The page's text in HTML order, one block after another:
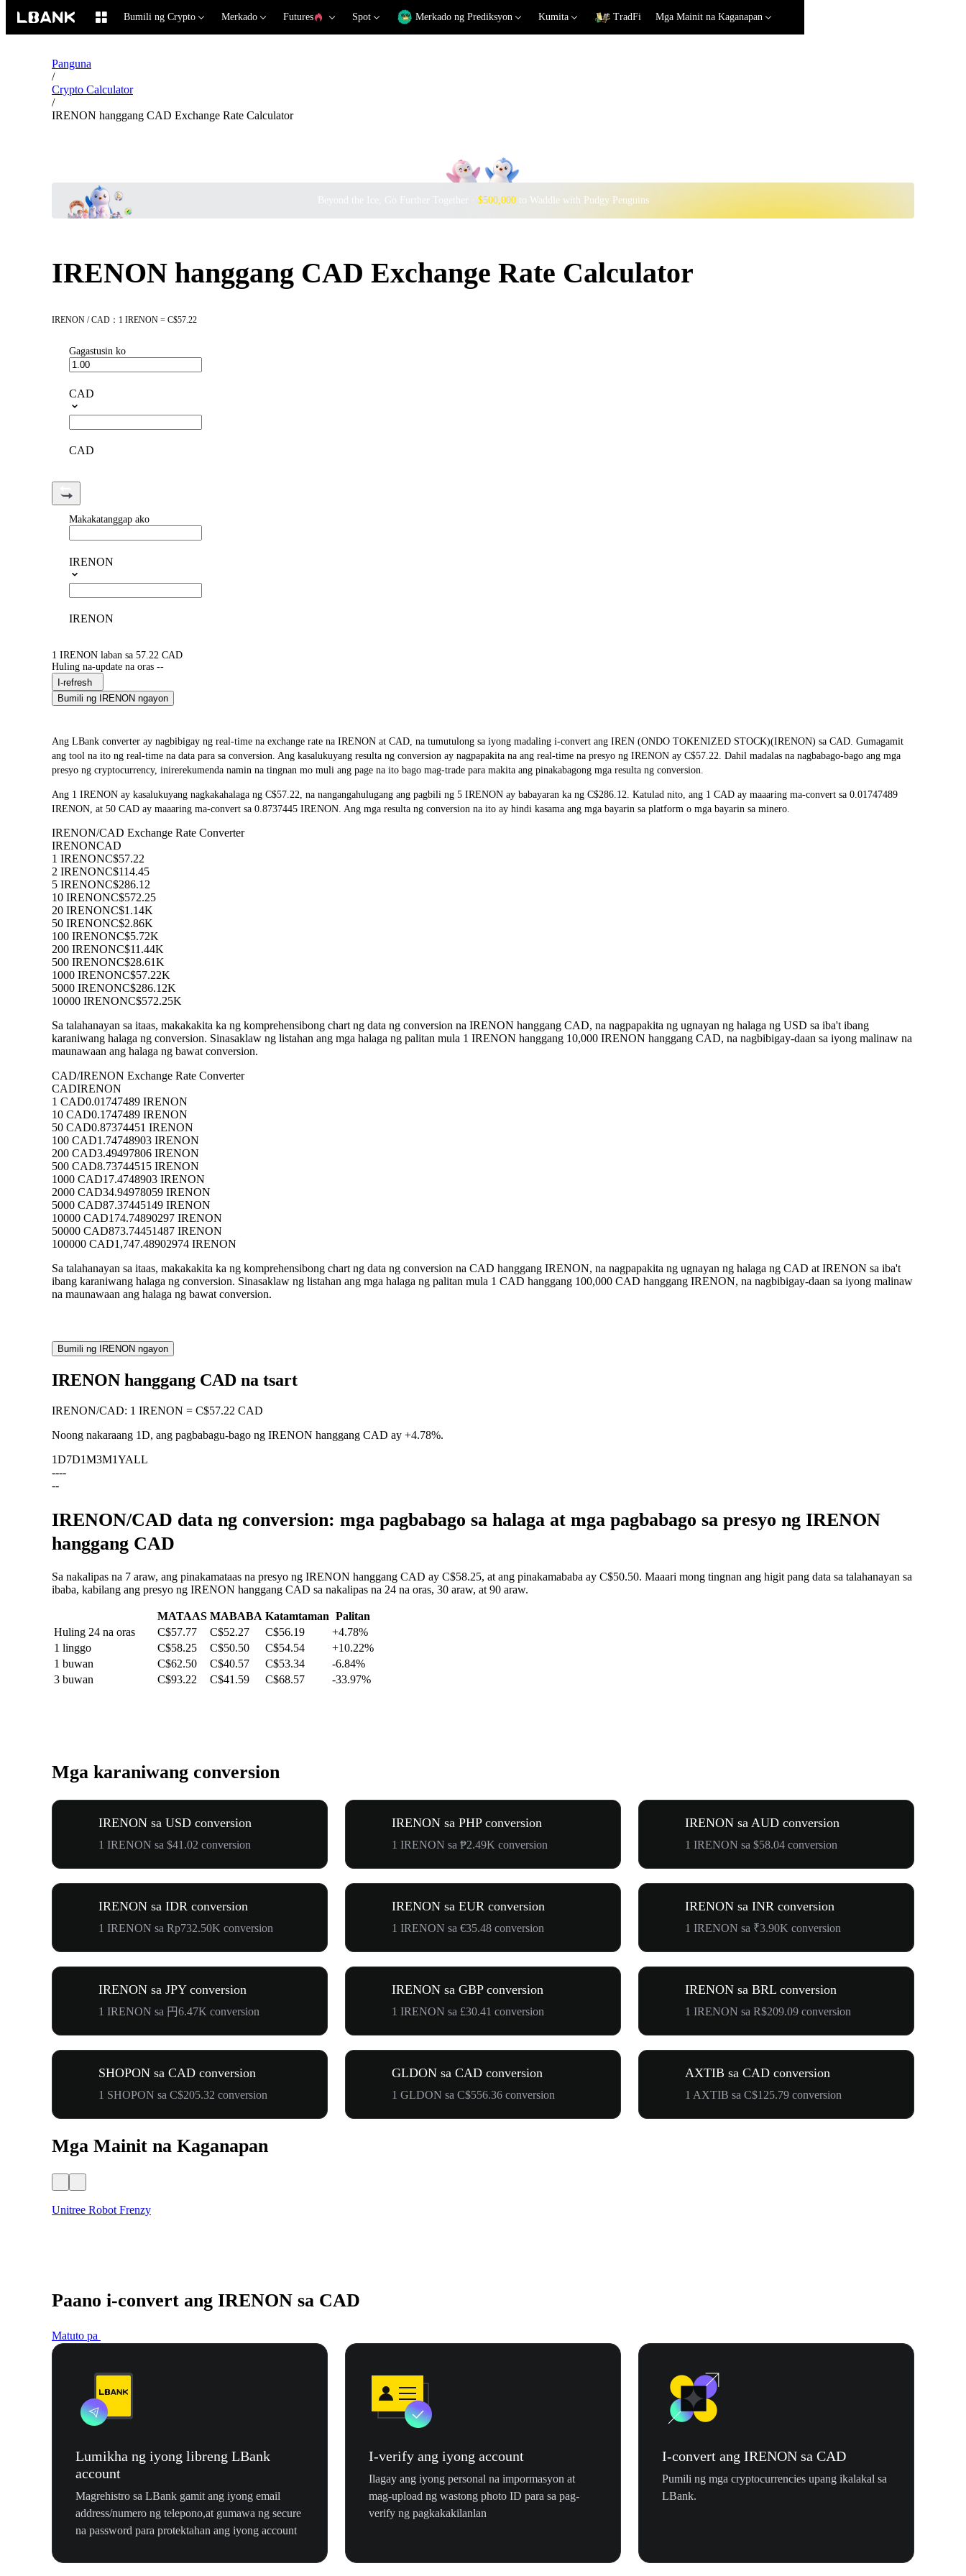
Bumili ng Crypto Merkado Futures Spot Merkado ng Prediksyon Kumita TradFi Mga Mainit na Kaganapan
Panguna
/
Crypto Calculator
/
IRENON hanggang CAD Exchange Rate Calculator
Beyond the Ice, Go Further Together · $500,000to Waddle with Pudgy Penguins
IRENON hanggang CAD Exchange Rate Calculator
IRENON / CAD：1 IRENON = C$57.22
Gagastusin ko
CAD
CAD
Makakatanggap ako
IRENON
IRENON
1 IRENON laban sa 57.22 CAD
Huling na-update na oras --
I-refresh
Bumili ng IRENON ngayon
Ang LBank converter ay nagbibigay ng real-time na exchange rate na IRENON at CAD, na tumutulong sa iyong madaling i-convert ang IREN (ONDO TOKENIZED STOCK)(IRENON) sa CAD. Gumagamit
ang tool na ito ng real-time na data para sa conversion. Ang kasalukuyang resulta ng conversion ay nagpapakita na ang real-time na presyo ng IRENON ay C$57.22. Dahil madalas na nagbabago-bago ang mga
presyo ng cryptocurrency, inirerekumenda namin na tingnan mo muli ang page na ito bago mag-trade para makita ang pinakabagong mga resulta ng conversion.
Ang 1 IRENON ay kasalukuyang nagkakahalaga ng C$57.22, na nangangahulugang ang pagbili ng 5 IRENON ay babayaran ka ng C$286.12. Katulad nito, ang 1 CAD ay maaaring ma-convert sa 0.01747489
IRENON, at 50 CAD ay maaaring ma-convert sa 0.8737445 IRENON. Ang mga resulta ng conversion na ito ay hindi kasama ang mga bayarin sa platform o mga bayarin sa minero.
IRENON/CAD Exchange Rate Converter
IRENONCAD
1 IRENONC$57.22
2 IRENONC$114.45
5 IRENONC$286.12
10 IRENONC$572.25
20 IRENONC$1.14K
50 IRENONC$2.86K
100 IRENONC$5.72K
200 IRENONC$11.44K
500 IRENONC$28.61K
1000 IRENONC$57.22K
5000 IRENONC$286.12K
10000 IRENONC$572.25K
Sa talahanayan sa itaas, makakakita ka ng komprehensibong chart ng data ng conversion na IRENON hanggang CAD, na nagpapakita ng ugnayan ng halaga ng USD sa iba't ibang
karaniwang halaga ng conversion. Sinasaklaw ng listahan ang mga halaga ng palitan mula 1 IRENON hanggang 10,000 IRENON hanggang CAD, na nagbibigay-daan sa iyong malinaw na
maunawaan ang halaga ng bawat conversion.
CAD/IRENON Exchange Rate Converter
CADIRENON
1 CAD0.01747489 IRENON
10 CAD0.1747489 IRENON
50 CAD0.87374451 IRENON
100 CAD1.74748903 IRENON
200 CAD3.49497806 IRENON
500 CAD8.73744515 IRENON
1000 CAD17.4748903 IRENON
2000 CAD34.94978059 IRENON
5000 CAD87.37445149 IRENON
10000 CAD174.74890297 IRENON
50000 CAD873.74451487 IRENON
100000 CAD1,747.48902974 IRENON
Sa talahanayan sa itaas, makakakita ka ng komprehensibong chart ng data ng conversion na CAD hanggang IRENON, na nagpapakita ng ugnayan ng halaga ng CAD at IRENON sa iba't
ibang karaniwang halaga ng conversion. Sinasaklaw ng listahan ang mga halaga ng palitan mula 1 CAD hanggang 100,000 CAD hanggang IRENON, na nagbibigay-daan sa iyong malinaw
na maunawaan ang halaga ng bawat conversion.
Bumili ng IRENON ngayon
IRENON hanggang CAD na tsart
IRENON/CAD: 1 IRENON = C$57.22 CAD
Noong nakaraang 1D, ang pagbabagu-bago ng IRENON hanggang CAD ay +4.78%.
1D7D1M3M1YALL
----
--
IRENON/CAD data ng conversion: mga pagbabago sa halaga at mga pagbabago sa presyo ng IRENON
hanggang CAD
Sa nakalipas na 7 araw, ang pinakamataas na presyo ng IRENON hanggang CAD ay C$58.25, at ang pinakamababa ay C$50.50. Maaari mong tingnan ang higit pang data sa talahanayan sa
ibaba, kabilang ang presyo ng IRENON hanggang CAD sa nakalipas na 24 na oras, 30 araw, at 90 araw.
MATAAS MABABA Katamtaman Palitan
Huling 24 na oras
C$57.77 C$52.27 C$56.19
+4.78%
1 linggo
C$58.25 C$50.50 C$54.54
+10.22%
1 buwan
C$62.50 C$40.57 C$53.34
-6.84%
3 buwan
C$93.22 C$41.59 C$68.57 -33.97%
Mga karaniwang conversion
IRENON sa USD conversion
1 IRENON sa $41.02 conversion
IRENON sa PHP conversion
1 IRENON sa ₱2.49K conversion
IRENON sa AUD conversion
1 IRENON sa $58.04 conversion
IRENON sa IDR conversion
1 IRENON sa Rp732.50K conversion
IRENON sa EUR conversion
1 IRENON sa €35.48 conversion
IRENON sa INR conversion
1 IRENON sa ₹3.90K conversion
IRENON sa JPY conversion
1 IRENON sa 円6.47K conversion
IRENON sa GBP conversion
1 IRENON sa £30.41 conversion
IRENON sa BRL conversion
1 IRENON sa R$209.09 conversion
SHOPON sa CAD conversion
1 SHOPON sa C$205.32 conversion
GLDON sa CAD conversion
1 GLDON sa C$556.36 conversion
AXTIB sa CAD conversion
1 AXTIB sa C$125.79 conversion
Mga Mainit na Kaganapan
Unitree Robot Frenzy
Paano i-convert ang IRENON sa CAD
Matuto pa
Lumikha ng iyong libreng LBank
account
Magrehistro sa LBank gamit ang iyong email
address/numero ng telepono,at gumawa ng secure
na password para protektahan ang iyong account
I-verify ang iyong account
Ilagay ang iyong personal na impormasyon at
mag-upload ng wastong photo ID para sa pag-
verify ng pagkakakilanlan
I-convert ang IRENON sa CAD
Pumili ng mga cryptocurrencies upang ikalakal sa
LBank.